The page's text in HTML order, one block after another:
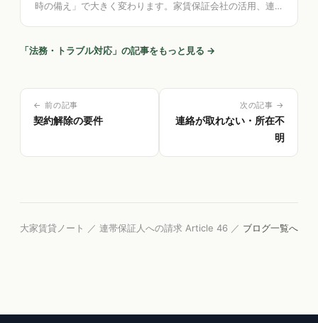
時の備え」で大きく変わります。家賃保証会社の活用、連
理。記録の整理を助けるアプリの考え方も解説します。
「法務・トラブル対応 」の記事をもっと見る →
← 前の記事
契約解除の要件
次の記事 →
連絡が取れない・所在不
明
大家賃貸ノート ／ 連帯保証人への請求 Article 46 ／ ブログ一覧へ